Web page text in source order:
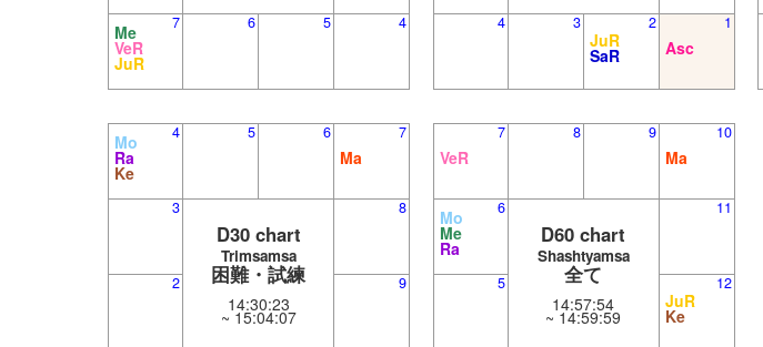
Me
VeR
JuR
7 6 5 4 4 3
JuR
SaR
2
Asc
1
Mo
Ra
Ke
4 5 6
Ma
7
3
D30 chart
Trimsamsa
困難・試練
14:30:23
~ 15:04:07
8
2 9
VeR
7 8 9
Ma
10
Mo
Me
Ra
6
D60 chart
Shashtyamsa
全て
14:57:54
~ 14:59:59
11
5
JuR
Ke
12